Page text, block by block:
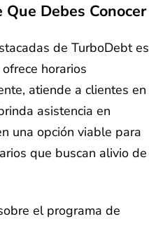
Debes Conocer
de TurboDebt es
horarios
atiende a clientes en
asistencia en
una opción viable para
que buscan alivio de
el programa de